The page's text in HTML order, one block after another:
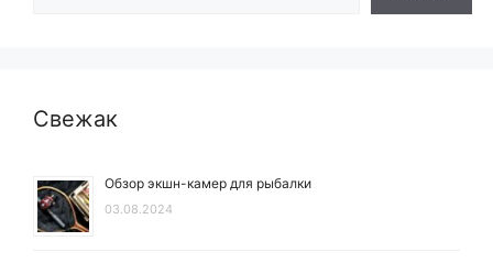
Свежак
Обзор экшн-камер для рыбалки
03.08.2024